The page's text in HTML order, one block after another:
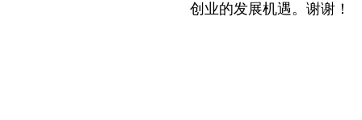
创业的发展机遇。谢谢！